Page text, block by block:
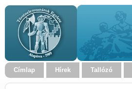
Címlap Hírek Tallózó